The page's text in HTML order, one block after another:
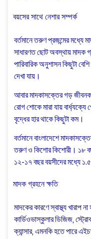
বয়সের সাথে নেশার সম্পর্ক
বর্তমানে তরুণ প্রজন্মের মধ্যে
সাধারণত ছোট অবস্থায় মাদক
পারিবারিক অনুশাসন কিছুটা
দেখা যায়।
আবার মাদকাসক্তের গড়
রোগ শোকে মারা যায়
বৃদ্ধের হার থাকে কিছুটা কম।
বর্তমানে বাংলাদেশে
তরুণ ও কিশোর কিশোরী। ১৮
১২-১৭ বছর বয়সীদের মধ্যে
মাদক গ্রহনে ক্ষতি
মাদকের কারণে স্বাস্থ্য খারাপ
কার্ডিওভাস্কুলার ডিজিজ,
ক্যান্সার, এমনকি হতে পারে